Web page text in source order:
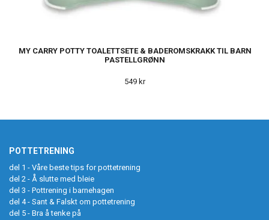
MY CARRY POTTY TOALETTSETE & BADEROMSKRAKK TIL BARN
PASTELLGRØNN
549 kr
POTTETRENING
del 1 - Våre beste tips for potte­trening
del 2 - Å slutte med bleie
del 3 - Pottrening i barnehagen
del 4 - Sant & Falskt om pottetrening
del 5 - Bra å tenke på